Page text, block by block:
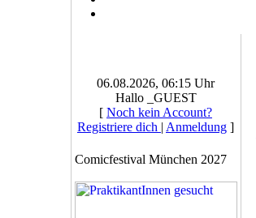
06.08.2026, 06:15 Uhr
Hallo _GUEST
[ Noch kein Account?
Registriere dich | Anmeldung ]
Comicfestival München 2027